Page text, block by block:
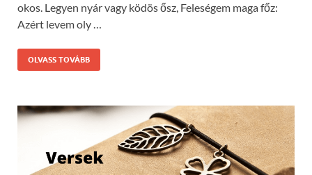
okos. Legyen nyár vagy ködös ősz, Feleségem maga főz:
Azért levem oly …
OLVASS TOVÁBB